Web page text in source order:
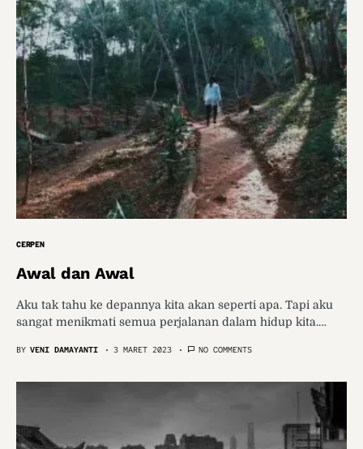
CERPEN
Awal dan Awal
Aku tak tahu ke depannya kita akan seperti apa. Tapi aku
sangat menikmati semua perjalanan dalam hidup kita.…
BY VENI DAMAYANTI 3 MARET 2023 NO COMMENTS